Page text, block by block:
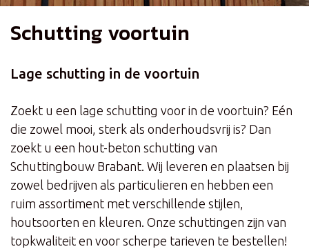
Schutting voortuin
Lage schutting in de voortuin
Zoekt u een lage schutting voor in de voortuin? Eén
die zowel mooi, sterk als onderhoudsvrij is? Dan
zoekt u een hout-beton schutting van
Schuttingbouw Brabant. Wij leveren en plaatsen bij
zowel bedrijven als particulieren en hebben een
ruim assortiment met verschillende stijlen,
houtsoorten en kleuren. Onze schuttingen zijn van
topkwaliteit en voor scherpe tarieven te bestellen!